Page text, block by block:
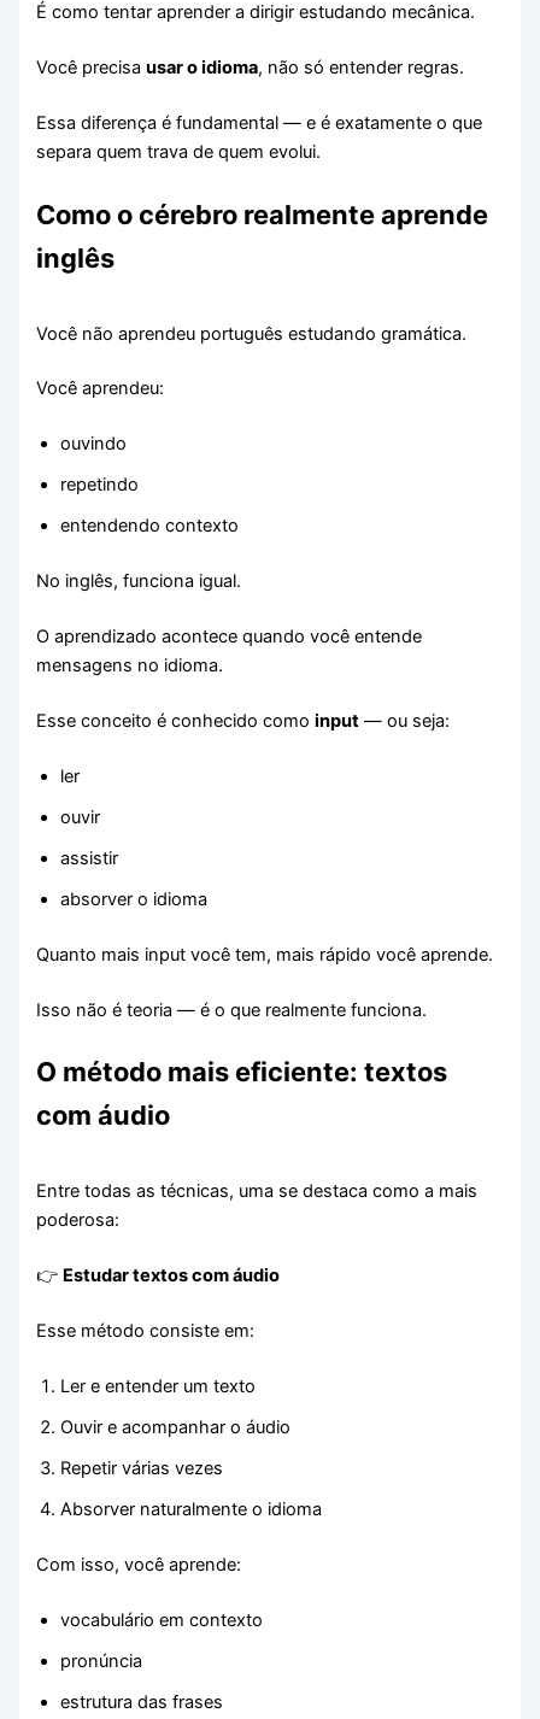
É como tentar aprender a dirigir estudando mecânica.
Você precisausar o idioma, não só entender regras.
Essa diferença é fundamental — e é exatamente o que
separa quem trava de quem evolui.
Como o cérebro realmente aprende
inglês
Você não aprendeu português estudando gramática.
Você aprendeu:
ouvindo
repetindo
entendendo contexto
No inglês, funciona igual.
O aprendizado acontece quando você entende
mensagens no idioma.
Esse conceito é conhecido comoinput — ou seja:
ler
ouvir
assistir
absorver o idioma
Quanto mais input você tem, mais rápido você aprende.
Isso não é teoria — é o que realmente funciona.
O método mais eficiente: textos
com áudio
Entre todas as técnicas, uma se destaca como a mais
poderosa:
👉 Estudar textos com áudio
Esse método consiste em:
Ler e entender um texto
Ouvir e acompanhar o áudio
Repetir várias vezes
Absorver naturalmente o idioma
Com isso, você aprende:
vocabulário em contexto
pronúncia
estrutura das frases